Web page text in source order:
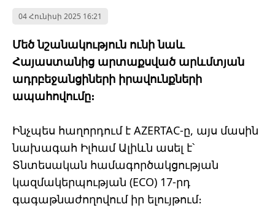
04 Հունիսի 2025 16:21
Մեծ նշանակություն ունի նաև
Հայաստանից արտաքսված արևմտյան
ադրբեջանցիների իրավունքների
ապահովումը։
Ինչպես հաղորդում է AZERTAC-ը, այս մասին
նախագահ Իլհամ Ալիևն ասել է՝
Տնտեսական համագործակցության
կազմակերպության (ECO) 17-րդ
գագաթնաժողովում իր ելույթում։